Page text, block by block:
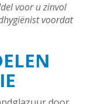
voor u zinvol
voordat